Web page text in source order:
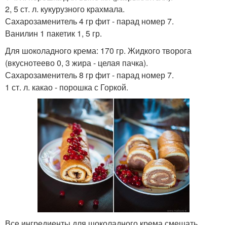
2, 5 ст. л. кукурузного крахмала.
Сахарозаменитель 4 гр фит - парад номер 7.
Ванилин 1 пакетик 1, 5 гр.
Для шоколадного крема: 170 гр. Жидкого творога
(вкуснотеево 0, 3 жира - целая пачка).
Сахарозаменитель 8 гр фит - парад номер 7.
1 ст. л. какао - порошка с Горкой.